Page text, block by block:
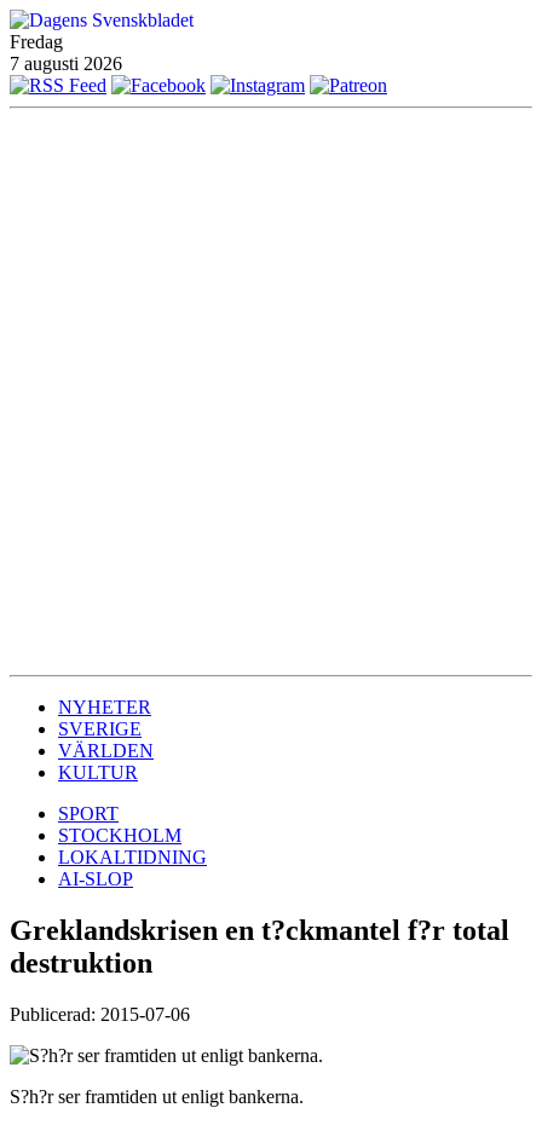
Fredag
7 augusti 2026
NYHETER
SVERIGE
VÄRLDEN
KULTUR
SPORT
STOCKHOLM
LOKALTIDNING
AI-SLOP
Greklandskrisen en t?ckmantel f?r total
destruktion
Publicerad: 2015-07-06
S?h?r ser framtiden ut enligt bankerna.